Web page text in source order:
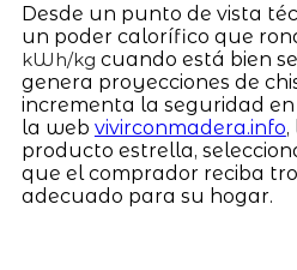
Desde un punto de vista
un poder calorífico que
kWh/kg cuando está bien
genera proyecciones de
incrementa la seguridad en
la web vivirconmadera.info,
producto estrella,
que el comprador reciba
adecuado para su hogar.